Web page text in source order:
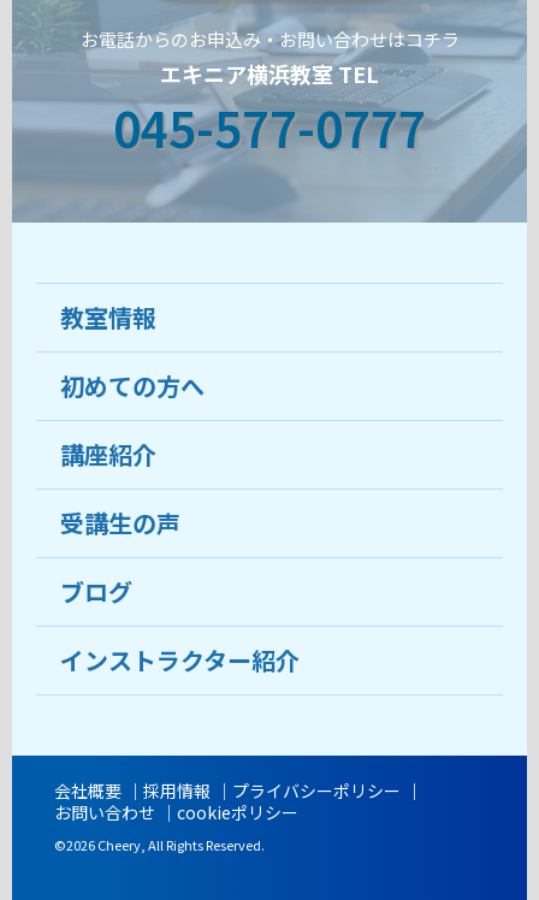
お電話からのお申込み・お問い合わせはコチラ
エキニア横浜教室 TEL
045-577-0777
教室情報
教室について
受講生の声
おすすめ・人気の講座
目的から講座を探す
教室ブログ
開講時間
初めての方へ
ココがおすすめ
料金
受講までの流れ
よくあるご質問
講座紹介
受講生の声
ブログ
インストラクター紹介
会社概要 採用情報
プライバシーポリシー
お問い合わせ
cookieポリシー
©2026 Cheery, All Rights Reserved.